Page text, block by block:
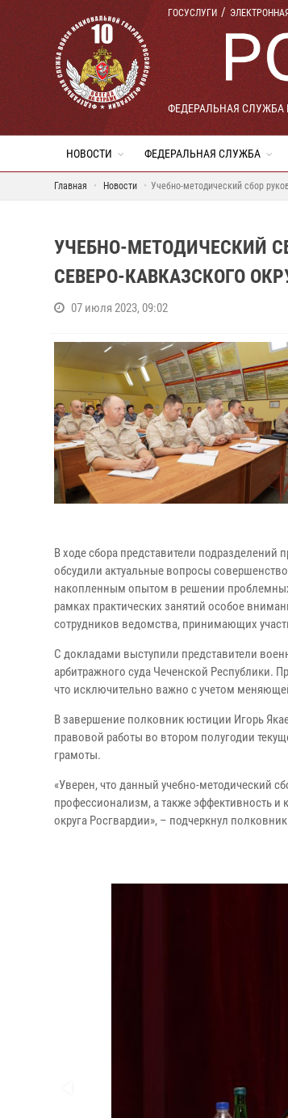
ГОСУСЛУГИ
ФЕДЕРАЛЬНАЯ
НОВОСТИ ФЕДЕРАЛЬНАЯ СЛУЖБА
Главная Новости Учебно-методический сбор
УЧЕБНО-МЕТОДИЧЕСКИЙ
СЕВЕРО-КАВКАЗСКОГО
07 июля 2023, 09:02
В ходе сбора представители подразделений
обсудили актуальные вопросы
накопленным опытом в решении
рамках практических занятий особое
сотрудников ведомства, принимающих
С докладами выступили представители
арбитражного суда Чеченской Республики.
что исключительно важно с учетом
В завершение полковник юстиции Игорь
правовой работы во втором полугодии
грамоты.
«Уверен, что данный учебно-методический
профессионализм, а также эффективность
округа Росгвардии», – подчеркнул